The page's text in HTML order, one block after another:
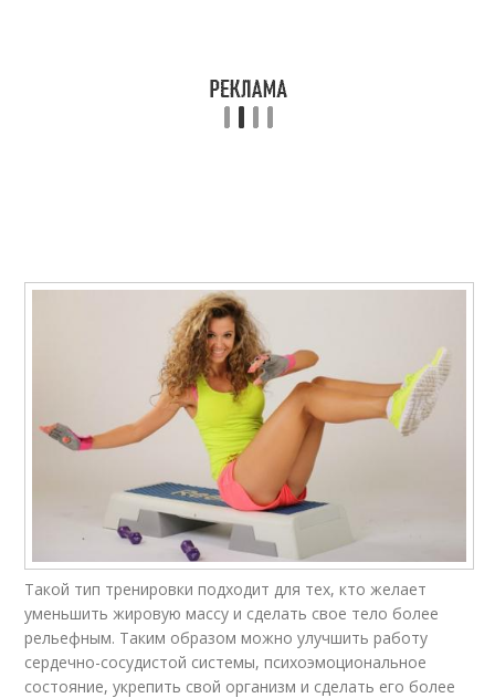
Эффективные
упражнения
Упражнения от жира
Упражнения для
упругости
Упражнения для
подтяжки
Упражнения для
подмышек
Упражнение с
гантелями
Такой тип тренировки подходит для тех, кто желает
уменьшить жировую массу и сделать свое тело более
рельефным. Таким образом можно улучшить работу
сердечно-сосудистой системы, психоэмоциональное
состояние, укрепить свой организм и сделать его более